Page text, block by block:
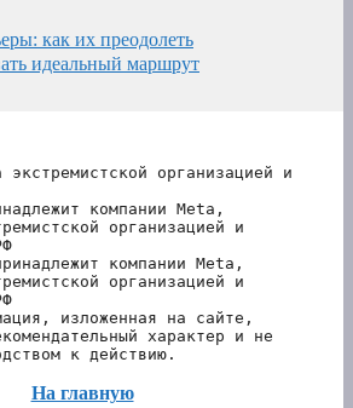
как их преодолеть
идеальный маршрут
организацией и
компании Meta,
организацией и
компании Meta,
организацией и
изложенная на сайте,
характер и не
к действию.
На главную